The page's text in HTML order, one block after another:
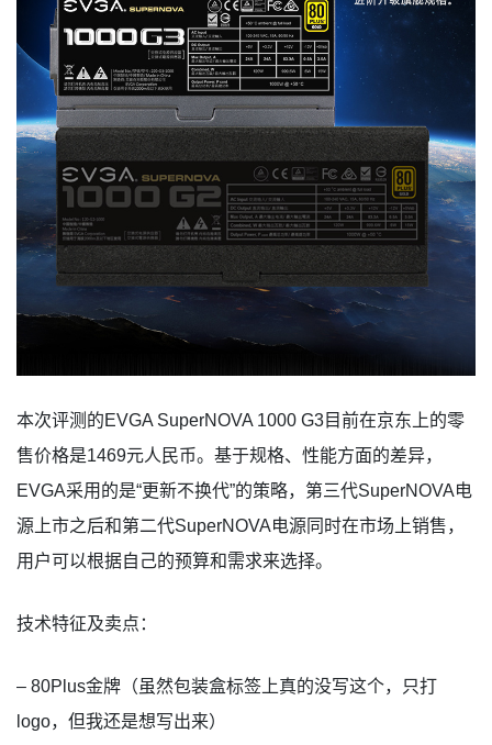
本次评测的EVGA SuperNOVA 1000 G3目前在京东上的零
售价格是1469元人民币。基于规格、性能方面的差异，
EVGA采用的是“更新不换代”的策略，第三代SuperNOVA电
源上市之后和第二代SuperNOVA电源同时在市场上销售，
用户可以根据自己的预算和需求来选择。
技术特征及卖点：
– 80Plus金牌（虽然包装盒标签上真的没写这个，只打
logo，但我还是想写出来）